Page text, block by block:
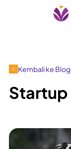
Kembali ke Blog
Startup